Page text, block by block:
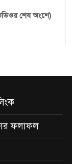
শেষ অংশে)
ফলাফল